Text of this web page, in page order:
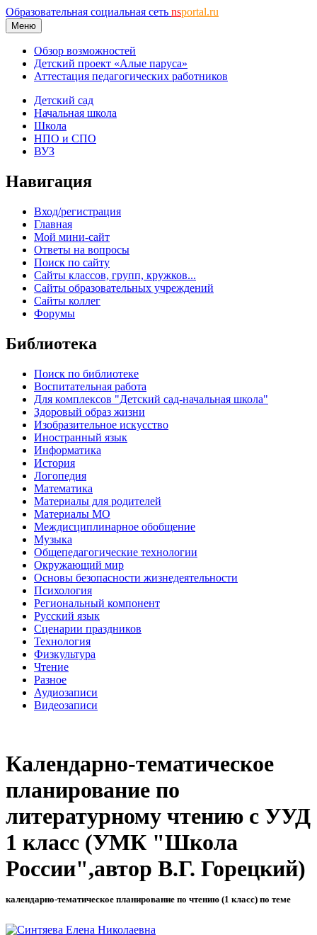
Образовательная социальная сеть nsportal.ru
Меню
Обзор возможностей
Детский проект «Алые паруса»
Аттестация педагогических работников
Детский сад
Начальная школа
Школа
НПО и СПО
ВУЗ
Навигация
Вход/регистрация
Главная
Мой мини-сайт
Ответы на вопросы
Поиск по сайту
Сайты классов, групп, кружков...
Сайты образовательных учреждений
Сайты коллег
Форумы
Библиотека
Поиск по библиотеке
Воспитательная работа
Для комплексов "Детский сад-начальная школа"
Здоровый образ жизни
Изобразительное искусство
Иностранный язык
Информатика
История
Логопедия
Математика
Материалы для родителей
Материалы МО
Междисциплинарное обобщение
Музыка
Общепедагогические технологии
Окружающий мир
Основы безопасности жизнедеятельности
Психология
Региональный компонент
Русский язык
Сценарии праздников
Технология
Физкультура
Чтение
Разное
Аудиозаписи
Видеозаписи
Календарно-тематическое
планирование по
литературному чтению с УУД
1 класс (УМК "Школа
России",автор В.Г. Горецкий)
календарно-тематическое планирование по чтению (1 класс) по теме